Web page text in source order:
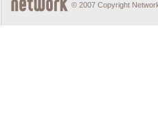
© 2007 Copyright